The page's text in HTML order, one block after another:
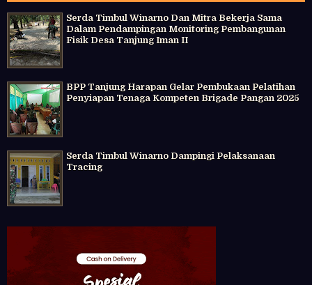
Serda Timbul Winarno Dan Mitra Bekerja Sama
Dalam Pendampingan Monitoring Pembangunan
Fisik Desa Tanjung Iman II
BPP Tanjung Harapan Gelar Pembukaan Pelatihan
Penyiapan Tenaga Kompeten Brigade Pangan 2025
Serda Timbul Winarno Dampingi Pelaksanaan
Tracing